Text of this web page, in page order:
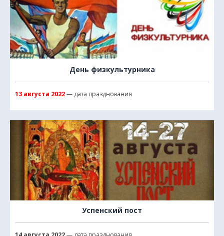
День физкультурника
13 августа 2022— дата празднования
Успенский пост